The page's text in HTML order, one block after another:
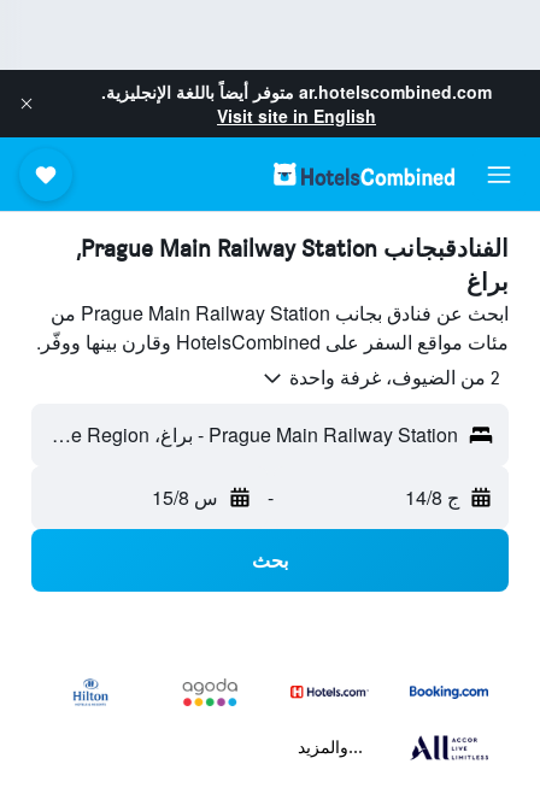
ar.hotelscombined.com متوفر أيضاً باللغة الإنجليزية.
Visit site in English
الفنادقبجانب Prague Main Railway Station,
براغ
ابحث عن فنادق بجانب Prague Main Railway Station من
مئات مواقع السفر على HotelsCombined وقارن بينها ووفّر.
2 من الضيوف، غرفة واحدة
Prague Main Railway Station - براغ، Prague Region، جمهورية التشيك
ج 14/8 - س 15/8
بحث
...والمزيد